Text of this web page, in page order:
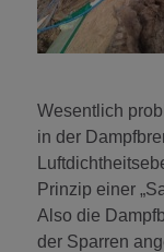
Wesentlich
in der
Prinzip einer
Also die
der Sparren